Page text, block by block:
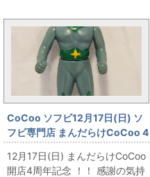
CoCoo ソフビ12月17日(日) ソ
フビ専門店 まんだらけCoCoo 4
周年記念 「無版権 ミラーマン風
145㎜」
12月17日(日) まんだらけCoCoo
開店4周年記念 ！！ 感謝の気持